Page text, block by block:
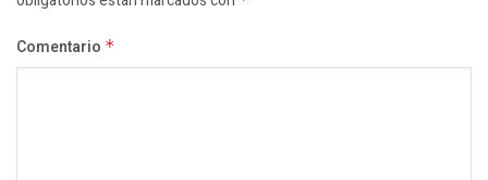
Comentario *